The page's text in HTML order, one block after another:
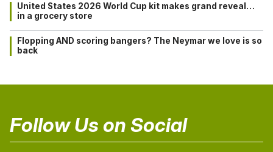
United States 2026 World Cup kit makes grand reveal…
in a grocery store
Flopping AND scoring bangers? The Neymar we love is so
back
Follow Us on Social